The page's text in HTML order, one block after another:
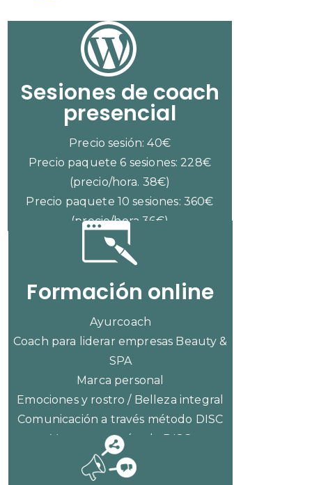
Sesiones de coach
presencial
Precio sesión: 40€
Precio paquete 6 sesiones: 228€
(precio/hora. 38€)
Precio paquete 10 sesiones: 360€
(precio/hora 36€)
Formación online
Ayurcoach
Coach para liderar empresas Beauty &
SPA
Marca personal
Emociones y rostro / Belleza integral
Comunicación a través método DISC
Ventas con método DISC
CONSULTAR PRECIOS